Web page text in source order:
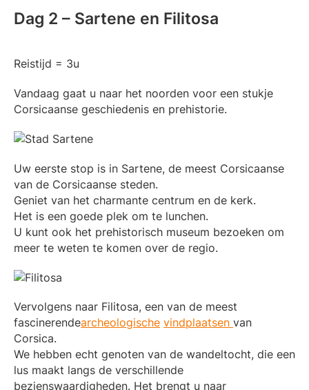
Dag 2 – Sartene en Filitosa
Reistijd = 3u
Vandaag gaat u naar het noorden voor een stukje
Corsicaanse geschiedenis en prehistorie.
Uw eerste stop is in Sartene, de meest Corsicaanse
van de Corsicaanse steden.
Geniet van het charmante centrum en de kerk.
Het is een goede plek om te lunchen.
U kunt ook het prehistorisch museum bezoeken om
meer te weten te komen over de regio.
Vervolgens naar Filitosa, een van de meest
fascinerendearcheologische vindplaatsen van
Corsica.
We hebben echt genoten van de wandeltocht, die een
lus maakt langs de verschillende
bezienswaardigheden. Het brengt u naar